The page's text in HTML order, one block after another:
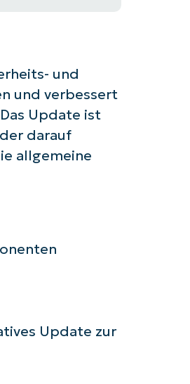
und
und verbessert
Update ist
darauf
allgemeine
Update zur
KB-Analysen!